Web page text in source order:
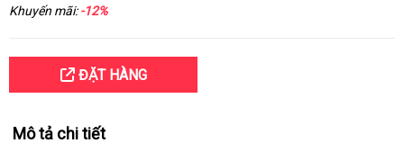
Khuyến mãi:-12%
ĐẶT HÀNG
Mô tả chi tiết